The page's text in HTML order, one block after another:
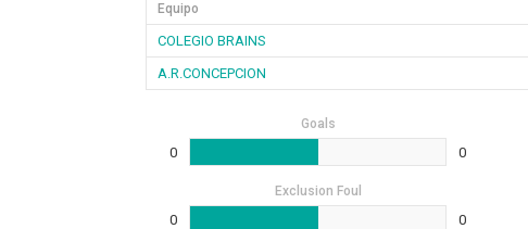
Equipo
COLEGIO BRAINS
A.R.CONCEPCION
Goals
0 0
Exclusion Foul
0 0